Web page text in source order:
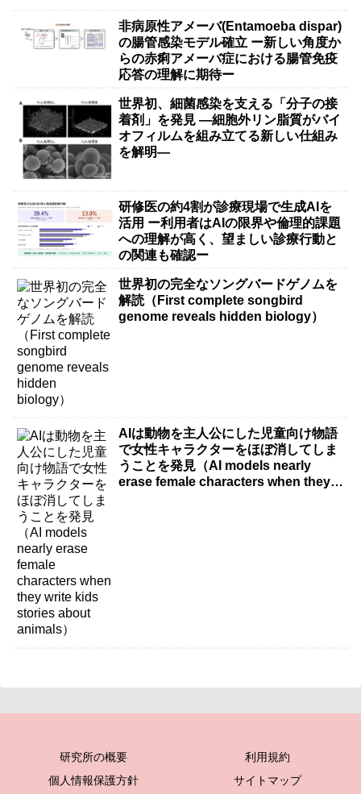
非病原性アメーバ(Entamoeba dispar)
の腸管感染モデル確立 ー新しい角度か
らの赤痢アメーバ症における腸管免疫
応答の理解に期待ー
世界初、細菌感染を支える「分子の接
着剤」を発見 ―細胞外リン脂質がバイ
オフィルムを組み立てる新しい仕組み
を解明―
研修医の約4割が診療現場で生成AIを
活用 ー利用者はAIの限界や倫理的課題
への理解が高く、望ましい診療行動と
の関連も確認ー
世界初の完全なソングバードゲノムを
解読（First complete songbird
genome reveals hidden biology）
AIは動物を主人公にした児童向け物語
で女性キャラクターをほぼ消してしま
うことを発見（AI models nearly
erase female characters when they
研究所の概要
利用規約
個人情報保護方針
サイトマップ